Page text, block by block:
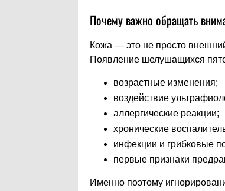
Почему важно обращать
Кожа — это не просто
Появление шелушащихся
возрастные изменения;
воздействие
аллергические реакции;
хронические
инфекции и грибковые
первые признаки
Именно поэтому